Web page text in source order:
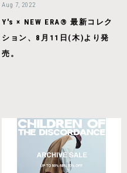
Aug 7, 2022
Y's × NEW ERA®️ 最新コレク
ション、8月11日(木)より発
売。